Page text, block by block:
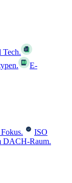
Tech.
E-
ISO
DACH-Raum.